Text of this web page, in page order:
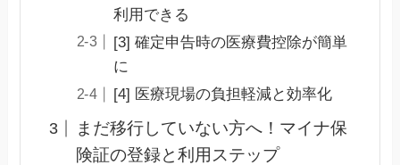
利用できる
[3] 確定申告時の医療費控除が簡単
に
[4] 医療現場の負担軽減と効率化
まだ移行していない方へ！マイナ保
険証の登録と利用ステップ